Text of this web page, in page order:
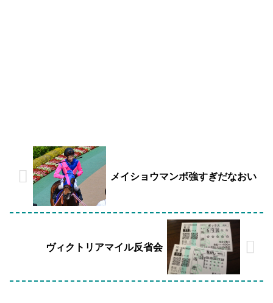
メイショウマンボ強すぎだなおい
ヴィクトリアマイル反省会